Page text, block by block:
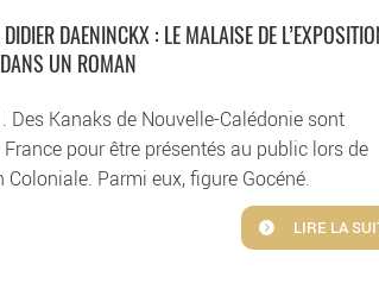
DAENINCKX : LE MALAISE DE
UN ROMAN
Des Kanaks de Nouvelle-Calédonie sont
pour être présentés au public lors de
Coloniale. Parmi eux, figure Gocéné.
LIRE LA